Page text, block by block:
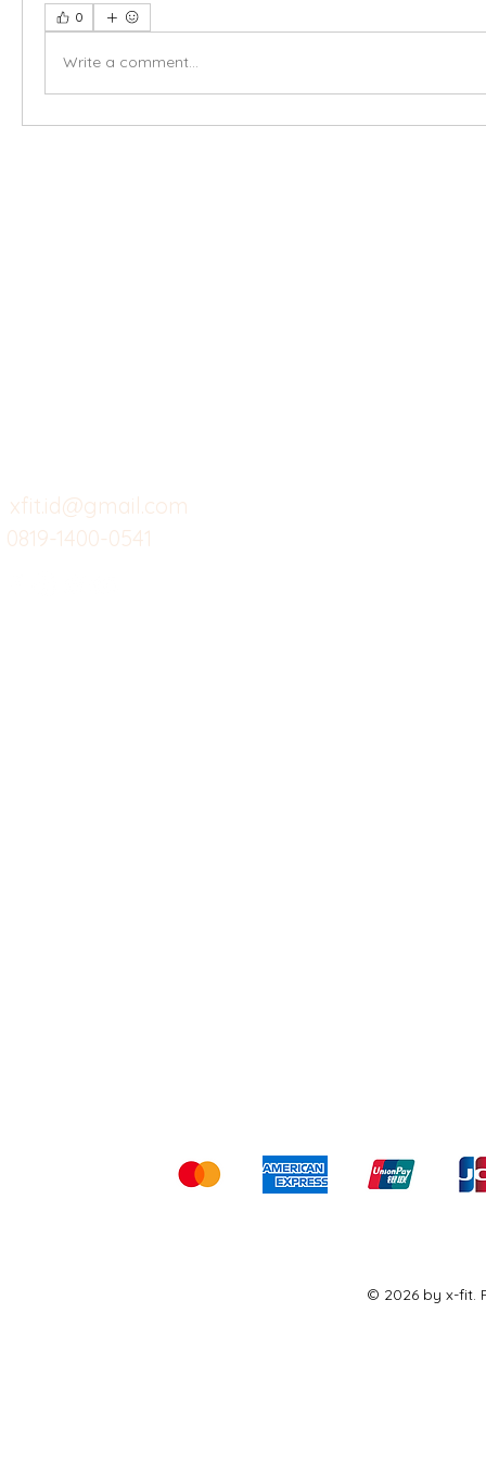
0
Write a comment...
xfit.id@gmail.com
0819-1400-0541
© 2026 by x-fit.